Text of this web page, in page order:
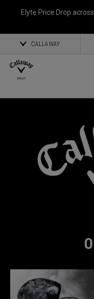
Elyte Price Drop across
CALLAWAY